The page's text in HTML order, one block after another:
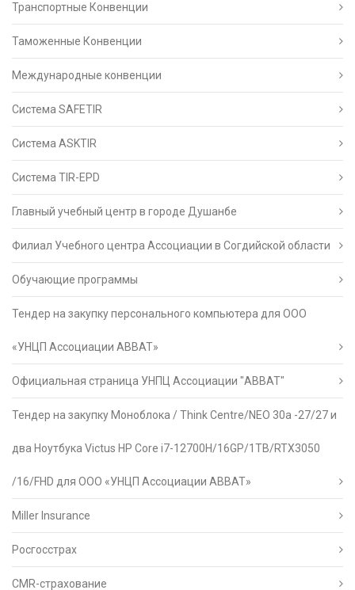
Транспортные Конвенции
Таможенные Конвенции
Международные конвенции
Система SAFETIR
Система ASKTIR
Система TIR-EPD
Главный учебный центр в городе Душанбе
Филиал Учебного центра Ассоциации в Согдийской области
Обучающие программы
Тендер на закупку персонального компьютера для ООО
«УНЦП Ассоциации АВВАТ»
Официальная страница УНПЦ Ассоциации "АВВАТ"
Тендер на закупку Моноблока / Think Centre/NEO 30a -27/27 и
два Ноутбука Victus HP Core i7-12700H/16GP/1TB/RTX3050
/16/FHD для ООО «УНЦП Ассоциации АВВАТ»
Miller Insurance
Росгосстрах
CMR-страхование